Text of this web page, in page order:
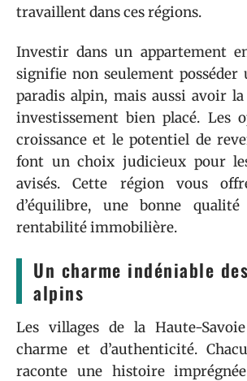
travaillent dans ces régions.
Investir dans un appartement
signifie non seulement posséder
paradis alpin, mais aussi avoir
investissement bien placé. Les
croissance et le potentiel de
font un choix judicieux pour
avisés. Cette région vous
d’équilibre, une bonne
rentabilité immobilière.
Un charme indéniable
alpins
Les villages de la Haute-
charme et d’authenticité.
raconte une histoire